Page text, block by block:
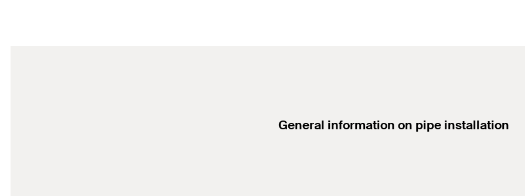
General information on pipe installation